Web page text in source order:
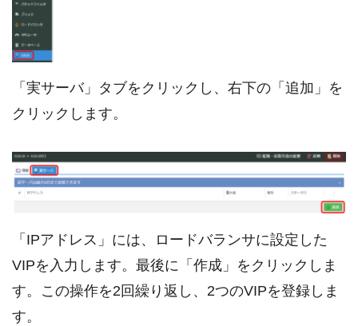
「実サーバ」タブをクリックし、右下の「追加」を
クリックします。
「IPアドレス」には、ロードバランサに設定した
VIPを入力します。最後に「作成」をクリックしま
す。この操作を2回繰り返し、2つのVIPを登録しま
す。